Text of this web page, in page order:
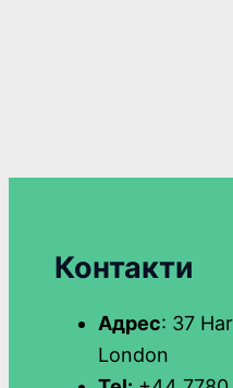
Контакти
Адрес: 37
London